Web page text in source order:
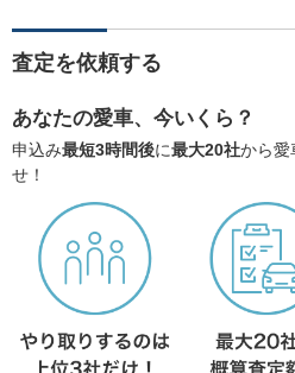
査定を依頼する
あなたの愛車、今いくら？
申込み最短3時間後に最大20社から愛
せ！